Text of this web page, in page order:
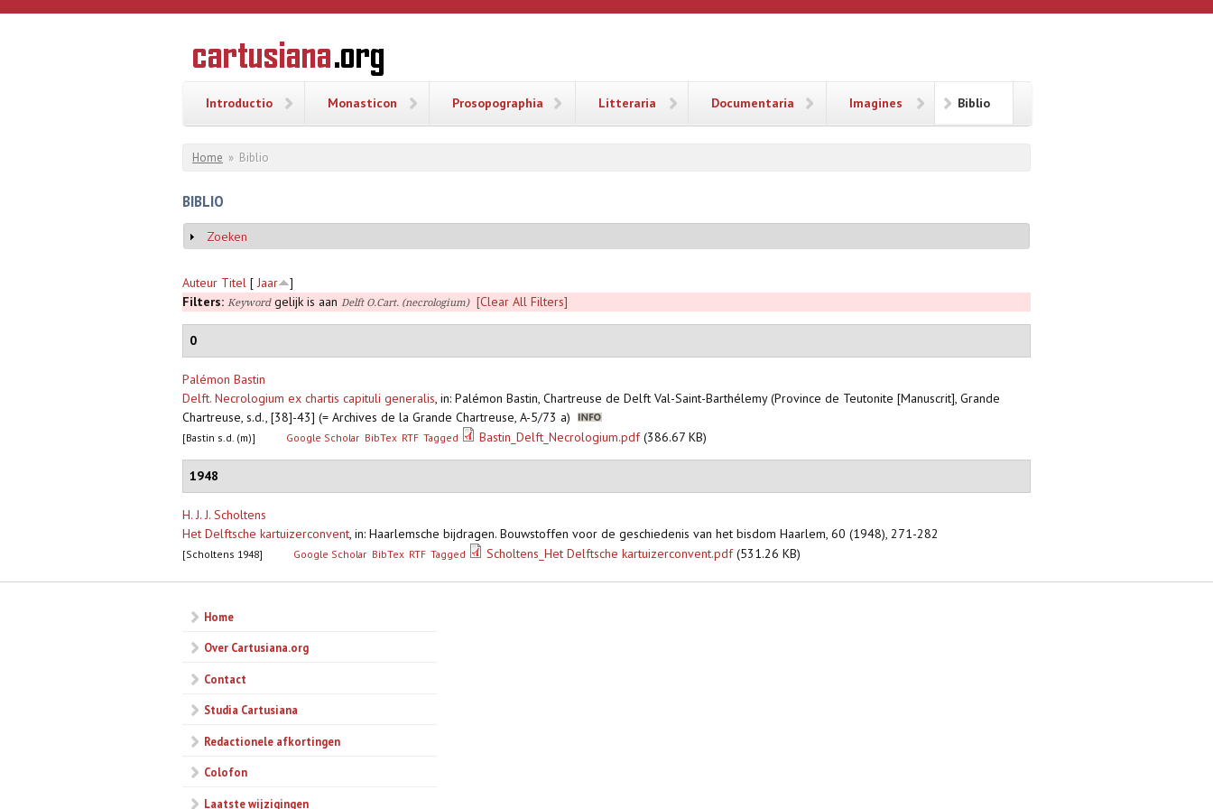
Overslaan en naar de inhoud gaan
CARTUSIANA
Geschiedenis
van de
Introductio Monasticon Prosopographia Litteraria Documentaria Imagines Biblio
U bent hier
Home » Biblio
BIBLIO
Weergeven
Zoeken
Auteur Titel [ Jaar
]
Filters: Keywordgelijk is aan Delft O.Cart. (necrologium) [Clear All Filters]
0
Palémon Bastin
Delft. Necrologium ex chartis capituli generalis, in: Palémon Bastin, Chartreuse de Delft Val-Saint-Barthélemy (Province de Teutonite [Manuscrit], Grande
Chartreuse, s.d., [38]-43] (= Archives de la Grande Chartreuse, A-5/73 a)
[Bastin s.d. (m)] Google Scholar BibTex RTF Tagged Bastin_Delft_Necrologium.pdf(386.67 KB)
1948
H. J. J. Scholtens
Het Delftsche kartuizerconvent, in: Haarlemsche bijdragen. Bouwstoffen voor de geschiedenis van het bisdom Haarlem, 60 (1948), 271-282
[Scholtens 1948] Google Scholar BibTex RTF Tagged Scholtens_Het Delftsche kartuizerconvent.pdf(531.26 KB)
Home
Over Cartusiana.org
Contact
Studia Cartusiana
Redactionele afkortingen
Colofon
Laatste wijzigingen